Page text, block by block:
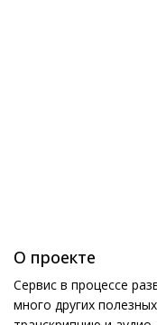
О проекте
Сервис в процессе
много других